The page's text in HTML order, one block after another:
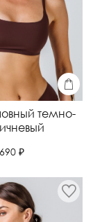
темно-
690 ₽